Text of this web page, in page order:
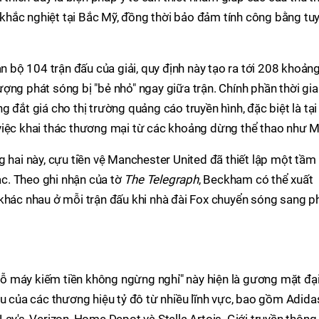
nghiệt tại Bắc Mỹ, đồng thời bảo đảm tính công bằng
bộ 104 trận đấu của giải, quy định này tạo ra tới 208
phát sóng bị "bẻ nhỏ" ngay giữa trận. Chính phần thời
đắt giá cho thị trường quảng cáo truyền hình, đặc biệt là tại
khai thác thương mại từ các khoảng dừng thể thao như
này, cựu tiền vệ Manchester United đã thiết lập một tầm
Theo ghi nhận của tờ The Telegraph, Beckham có thể xuất
nhau ở mỗi trận đấu khi nhà đài Fox chuyển sóng sang
máy kiếm tiền không ngừng nghỉ" này hiện là gương mặt
của các thương hiệu tỷ đô từ nhiều lĩnh vực, bao gồm